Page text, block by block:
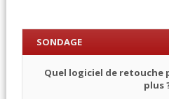
SONDAGE
Quel logiciel de
plus